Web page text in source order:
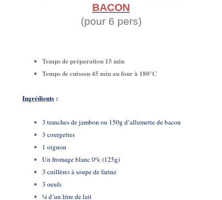
BACON
(pour 6 pers)
Temps de préparation 15 min
Temps de cuisson 45 min au four à 180°C
Ingrédients :
3 tranches de jambon ou 150g d’allumette de bacon
3 courgettes
1 oignon
Un fromage blanc 0% (125g)
3 cuillères à soupe de farine
3 oeufs
¼ d’un litre de lait